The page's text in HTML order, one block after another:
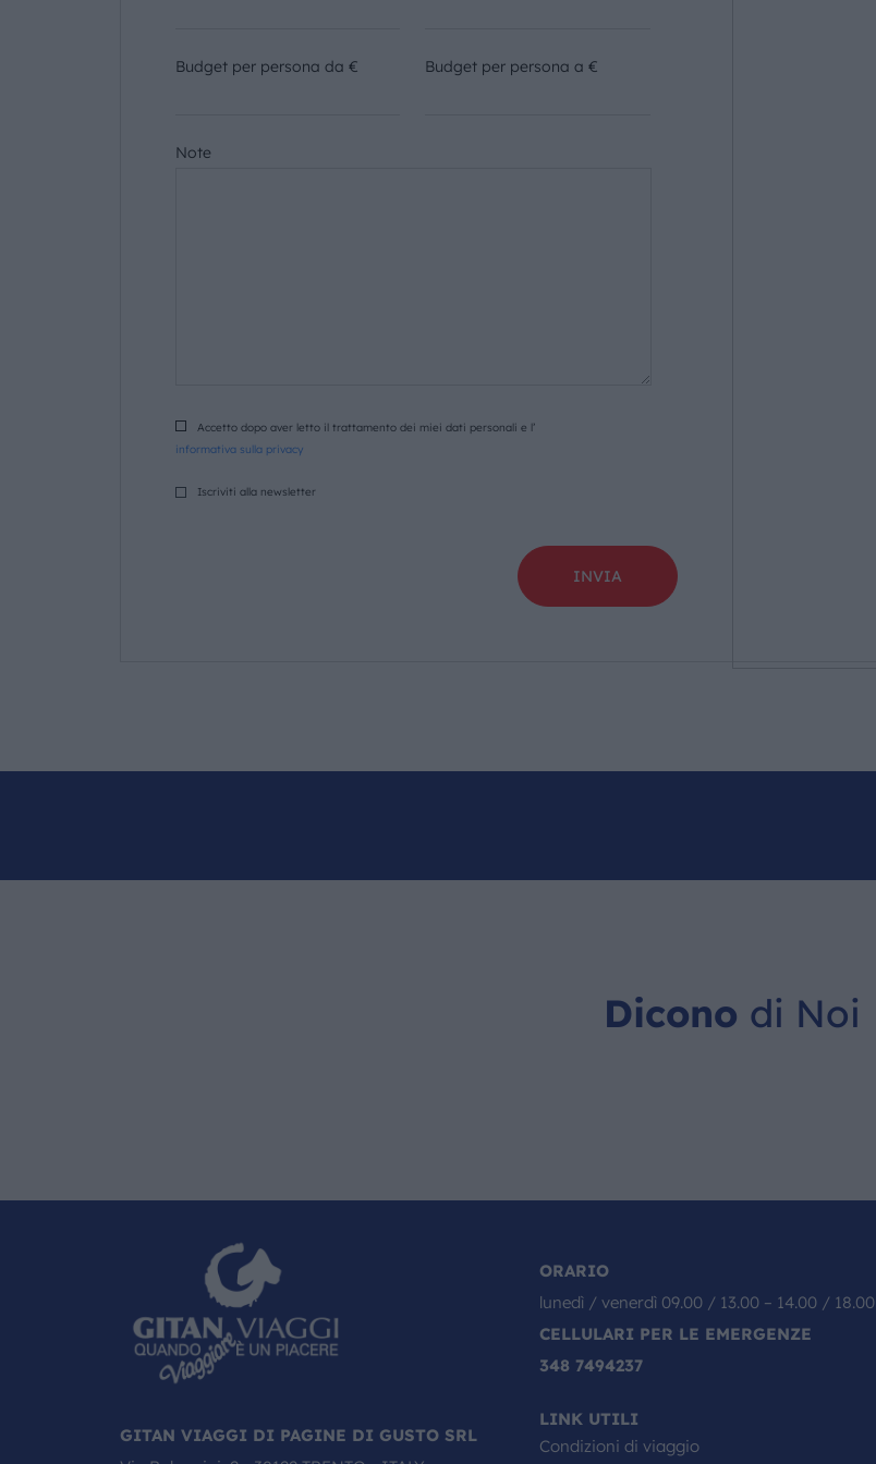
Budget per persona da € Budget per persona a €
Note
Accetto dopo aver letto il trattamento dei miei dati personali e l’
informativa sulla privacy
Iscriviti alla newsletter
Dicono di Noi
GITAN VIAGGI DI PAGINE DI GUSTO SRL
ORARIO
lunedì / venerdì 09.00 / 13.00 – 14.00 / 18.00
CELLULARI PER LE EMERGENZE
348 7494237
LINK UTILI
Condizioni di viaggio